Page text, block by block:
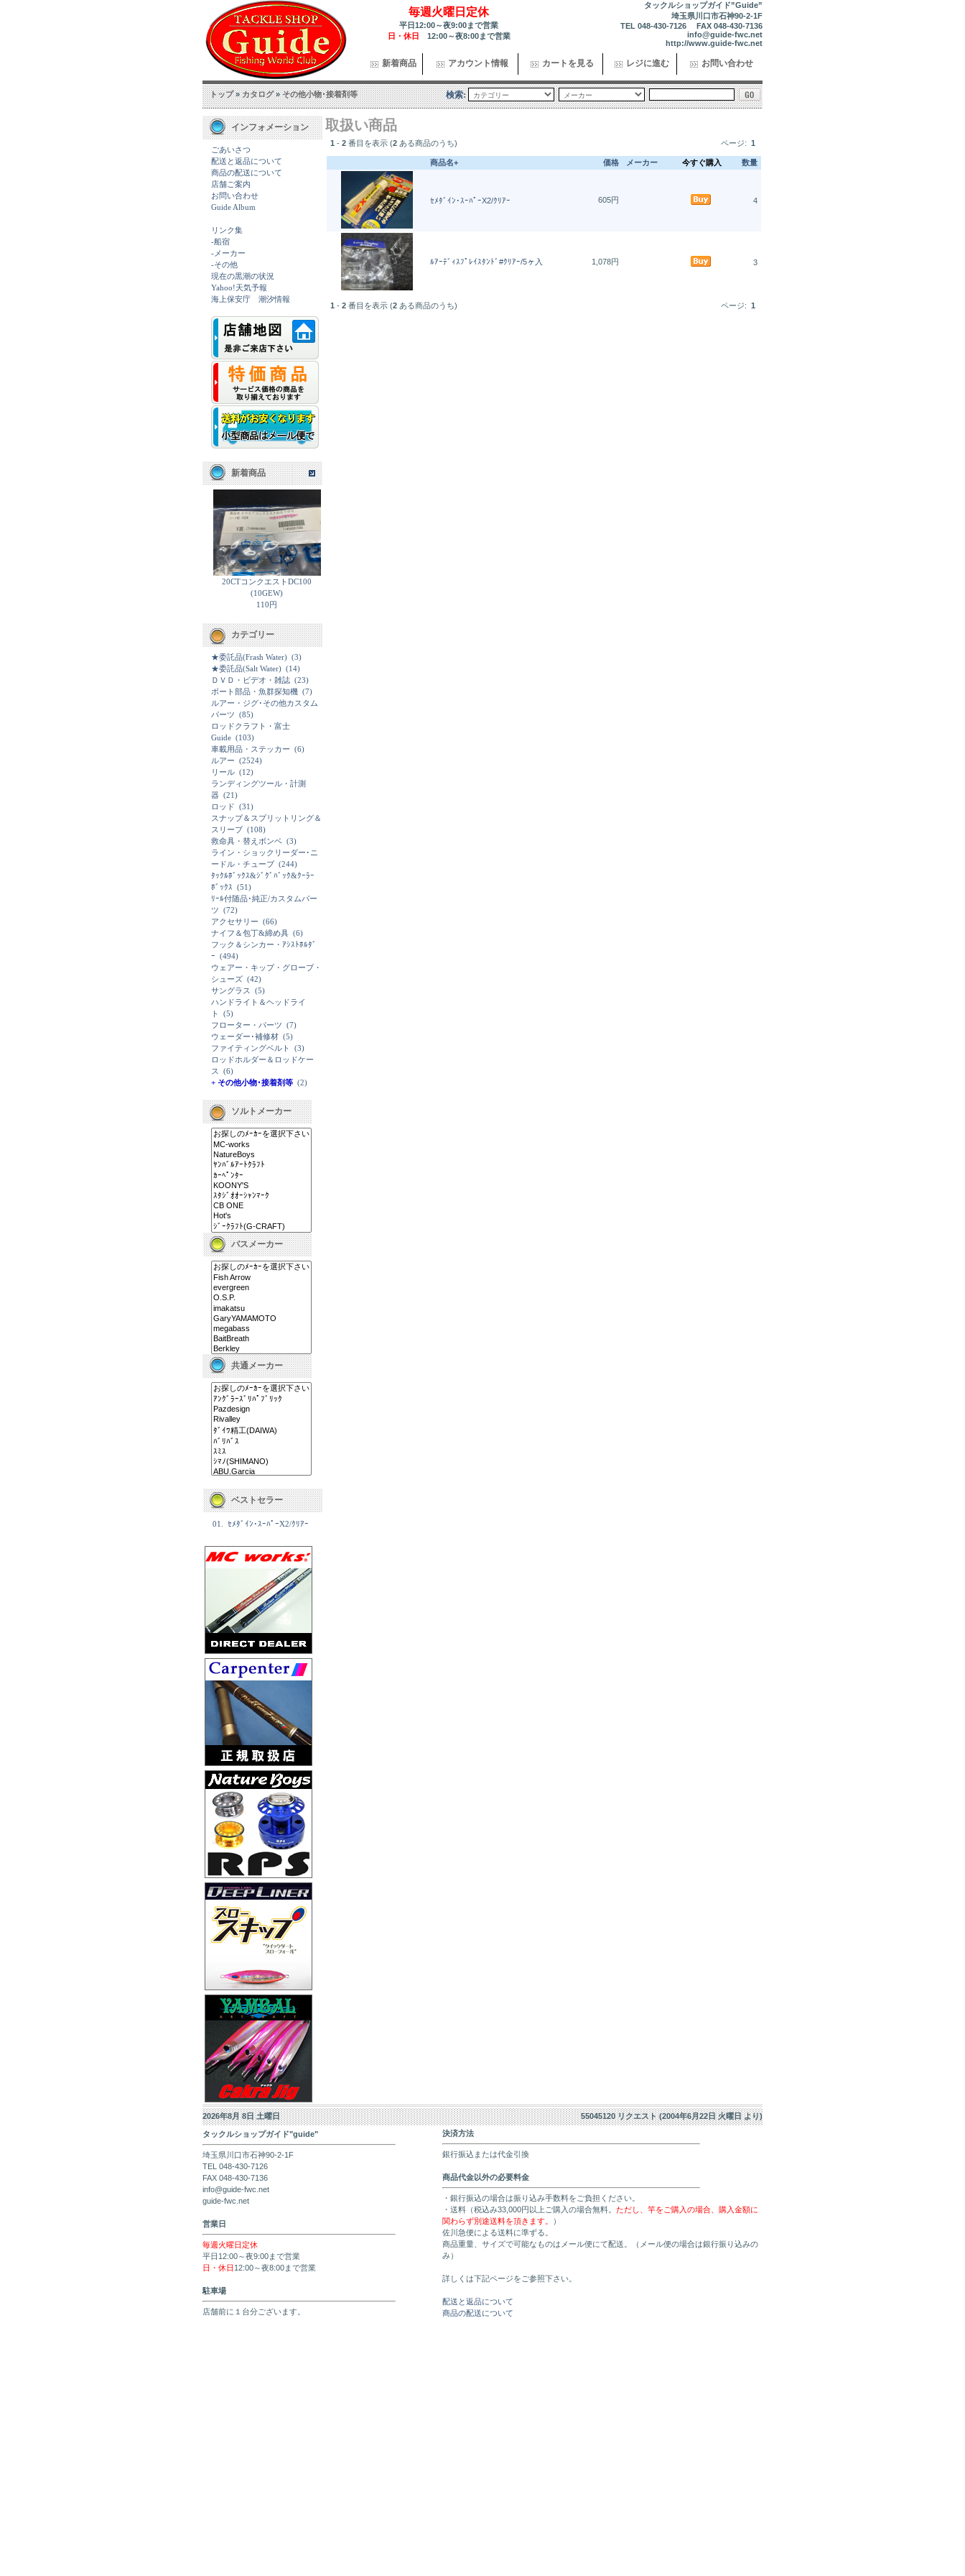
毎週火曜日定休
平日12:00～夜9:00まで営業
日・休日 12:00～夜8:00まで営業
タックルショップガイド”Guide”
埼玉県川口市石神90-2-1F
TEL 048-430-7126 FAX 048-430-7136
info@guide-fwc.net
http://www.guide-fwc.net
新着商品 アカウント情報 カートを見る レジに進む お問い合わせ
トップ»カタログ»その他小物･接着剤等 検索:
インフォメーション
ごあいさつ
配送と返品について
商品の配送について
店舗ご案内
お問い合わせ
Guide Album
リンク集
-船宿
-メーカー
-その他
現在の黒潮の状況
Yahoo!天気予報
海上保安庁 潮汐情報
新着商品
20CTコンクエストDC100
(10GEW)
110円
カテゴリー
★委託品(Frash Water) (3)
★委託品(Salt Water) (14)
ＤＶＤ・ビデオ・雑誌 (23)
ボート部品・魚群探知機 (7)
ルアー・ジグ･その他カスタム
パーツ (85)
ロッドクラフト・富士
Guide (103)
車載用品・ステッカー (6)
ルアー (2524)
リール (12)
ランディングツール・計測
器 (21)
ロッド (31)
スナップ＆スプリットリング＆
スリーブ (108)
救命具・替えボンベ (3)
ライン・ショックリーダー･ニ
ードル・チューブ (244)
ﾀｯｸﾙﾎﾞｯｸｽ&ｼﾞｸﾞﾊﾞｯｸ&ｸｰﾗｰ
ﾎﾞｯｸｽ (51)
ﾘｰﾙ付随品･純正/カスタムパー
ツ (72)
アクセサリー (66)
ナイフ＆包丁&締め具 (6)
フック＆シンカー・ｱｼｽﾄﾎﾙﾀﾞ
ｰ (494)
ウェアー・キップ・グローブ・
シューズ (42)
サングラス
(5)
ハンドライト＆ヘッドライ
ト
(5)
フローター・パーツ (7)
ウェーダー･補修材 (5)
ファイティングベルト
(3)
ロッドホルダー＆ロッドケー
ス
(6)
+ その他小物･接着剤等 (2)
ソルトメーカー
バスメーカー
共通メーカー
ベストセラー
01. ｾﾒﾀﾞｲﾝ･ｽｰﾊﾟｰX2/ｸﾘｱｰ
取扱い商品
1 - 2 番目を表示 (2 ある商品のうち) ページ: 1
商品名+ 価格 メーカー 今すぐ購入 数量
ｾﾒﾀﾞｲﾝ･ｽｰﾊﾟｰX2/ｸﾘｱｰ 605円 4
ﾙｱｰﾃﾞｨｽﾌﾟﾚｲｽﾀﾝﾄﾞ#ｸﾘｱｰ/5ヶ入 1,078円 3
1 - 2 番目を表示 (2 ある商品のうち) ページ: 1
2026年8月 8日 土曜日 55045120 リクエスト (2004年6月22日 火曜日 より)
タックルショップガイド"guide"
埼玉県川口市石神90-2-1F
TEL 048-430-7126
FAX 048-430-7136
info@guide-fwc.net
guide-fwc.net
営業日
毎週火曜日定休
平日12:00～夜9:00まで営業
日・休日 12:00～夜8:00まで営業
駐車場
店舗前に１台分ございます。
決済方法
銀行振込または代金引換
商品代金以外の必要料金
・銀行振込の場合は振り込み手数料をご負担ください。
・送料（税込み33,000円以上ご購入の場合無料。 ただし、竿をご購入の場合、購入金額に
関わらず別途送料を頂きます。
）
佐川急便による送料に準ずる。
商品重量、サイズで可能なものはメール便にて配送。（メール便の場合は銀行振り込みの
み）
詳しくは下記ページをご参照下さい。
配送と返品について
商品の配送について